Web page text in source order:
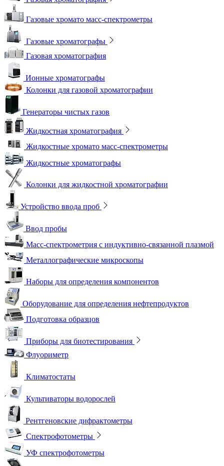
Газовые хромато масс-спектрометры
Газовые хроматографы
Газовая хроматография
Ионные хроматографы
Колонки для газовой хроматографии
Генераторы чистых газов
Жидкостная хроматография
Жидкостные хромато масс-спектрометры
Жидкостные хроматографы
Колонки для жидкостной хроматографии
Устройство ввода проб
Ввод пробы
Масс-спектрометрия с индуктивно-связанной плазмой
Металлографические микроскопы
Наборы для определения компонентов
Оборудование для определения нефтепродуктов
Подготовка образцов
Приборы для биотестирования
Флуориметр
Климатостаты
Культиваторы водорослей
Рентгеновские дифрактометры
Спектрофотометры
УФ спектрофотометры